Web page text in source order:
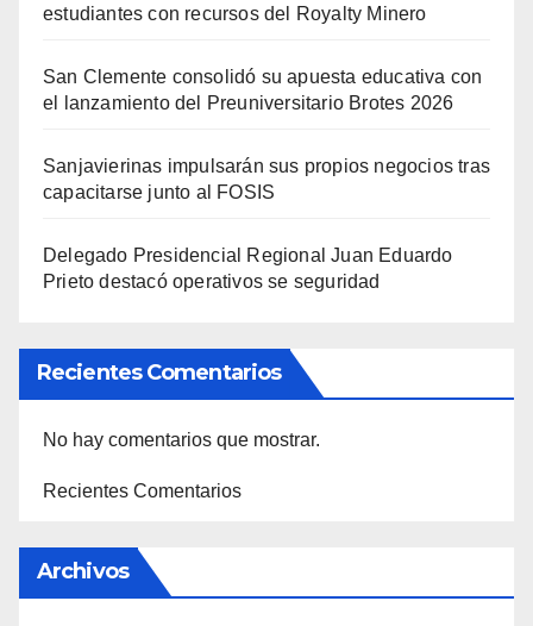
estudiantes con recursos del Royalty Minero
San Clemente consolidó su apuesta educativa con
el lanzamiento del Preuniversitario Brotes 2026
Sanjavierinas impulsarán sus propios negocios tras
capacitarse junto al FOSIS
Delegado Presidencial Regional Juan Eduardo
Prieto destacó operativos se seguridad
Recientes Comentarios
No hay comentarios que mostrar.
Recientes Comentarios
Archivos